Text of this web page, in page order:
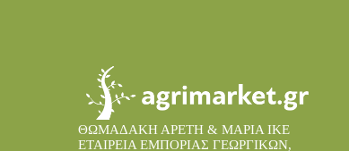
ΘΩΜΑΔΑΚΗ ΑΡΕΤΗ & ΜΑΡΙΑ IKE
ΕΤΑΙΡΕΙΑ ΕΜΠΟΡΙΑΣ ΓΕΩΡΓΙΚΩΝ,